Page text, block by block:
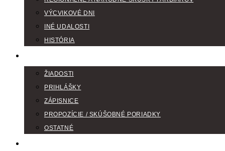
VÝCVIKOVÉ DNI
INÉ UDALOSTI
HISTÓRIA
ŽIADOSTI
PRIHLÁŠKY
ZÁPISNICE
PROPOZÍCIE / SKÚŠOBNÉ PORIADKY
OSTATNÉ